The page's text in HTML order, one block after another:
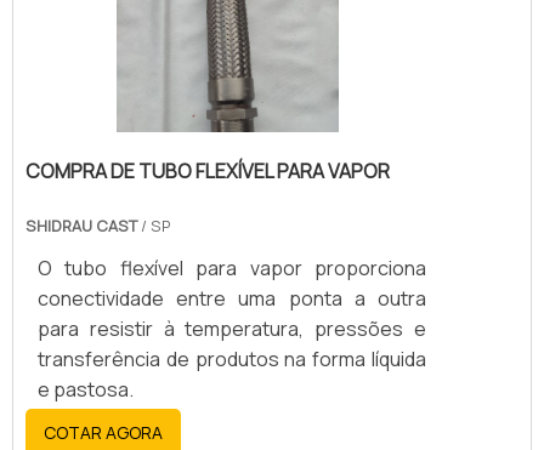
COMPRA DE TUBO FLEXÍVEL PARA VAPOR
SHIDRAU CAST/ SP
O tubo flexível para vapor proporciona
conectividade entre uma ponta a outra
para resistir à temperatura, pressões e
transferência de produtos na forma líquida
e pastosa.
COTAR AGORA